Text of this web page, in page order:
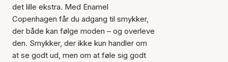
det lille ekstra. Med Enamel
Copenhagen får du adgang til smykker,
der både kan følge moden – og overleve
den. Smykker, der ikke kun handler om
at se godt ud, men om at føle sig godt